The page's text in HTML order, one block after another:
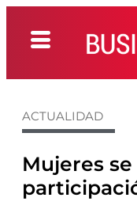
ACTUALIDAD
Mujeres